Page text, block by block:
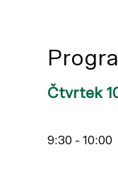
Čtvrtek
9:30 - 10:00